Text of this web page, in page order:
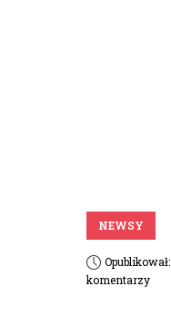
NEWSY
Opublikował:
komentarzy